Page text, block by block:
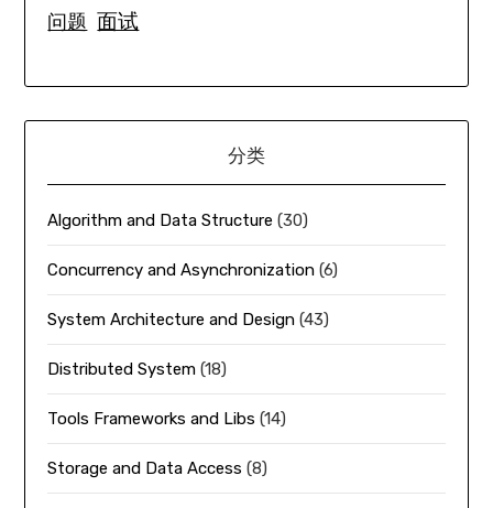
问题 面试
分类
Algorithm and Data Structure (30)
Concurrency and Asynchronization (6)
System Architecture and Design (43)
Distributed System (18)
Tools Frameworks and Libs (14)
Storage and Data Access (8)